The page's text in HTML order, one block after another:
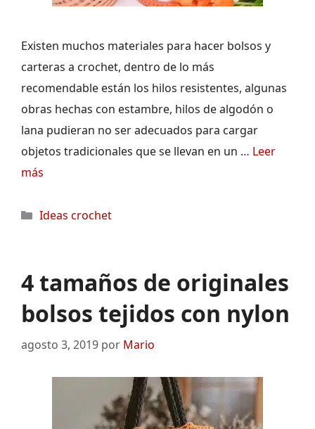
Existen muchos materiales para hacer bolsos y
carteras a crochet, dentro de lo más
recomendable están los hilos resistentes, algunas
obras hechas con estambre, hilos de algodón o
lana pudieran no ser adecuados para cargar
objetos tradicionales que se llevan en un … Leer
más
Categorías
Ideas crochet
4 tamaños de originales
bolsos tejidos con nylon
agosto 3, 2019 por Mario